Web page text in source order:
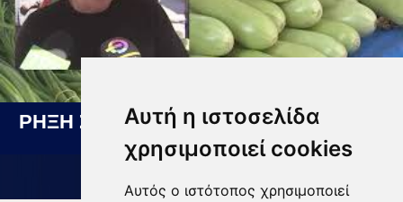
Αυτή η ιστοσελίδα
χρησιμοποιεί cookies
Αυτός ο ιστότοπος χρησιμοποιεί
ΡΗΞΗ ΣΤΙΣ ΛΑΪΚΕΣ ΑΓΟΡΕΣ 07 08 2026